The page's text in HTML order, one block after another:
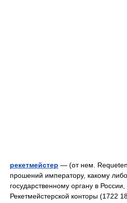
рекетмейстер — (от нем.
прошений императору, какому
государственному органу в
Рекетмейстерской конторы (1722